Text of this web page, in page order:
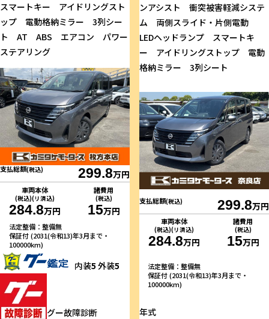
スマートキー アイドリングスト
ップ 電動格納ミラー 3列シー
ト AT ABS エアコン パワー
ステアリング
支払総額(税込) 299.8万円
車両本体
(税込)(リ済込)
284.8万円
諸費用
(税込)
15万円
法定整備：整備無
保証付 (2031(令和13)年3月まで・
100000km)
内装5 外装5
グー故障診断
ンアシスト 衝突被害軽減システ
ム 両側スライド・片側電動
LEDヘッドランプ スマートキ
ー アイドリングストップ 電動
格納ミラー 3列シート
支払総額(税込) 299.8万円
車両本体
(税込)(リ済込)
284.8万円
諸費用
(税込)
15万円
法定整備：整備無
保証付 (2031(令和13)年3月まで・
100000km)
年式